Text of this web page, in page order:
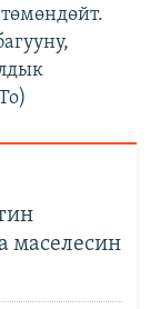
маселесин